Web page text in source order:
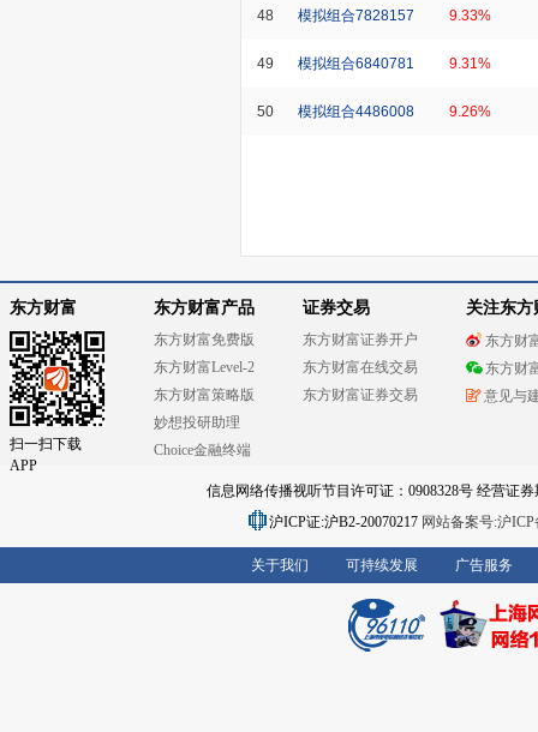
48 模拟组合7828157 9.33%
49 模拟组合6840781 9.31%
50 模拟组合4486008 9.26%